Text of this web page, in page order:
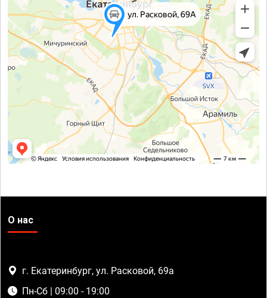
О нас
г. Екатеринбург, ул. Расковой, 69а
Пн-Сб | 09:00 - 19:00